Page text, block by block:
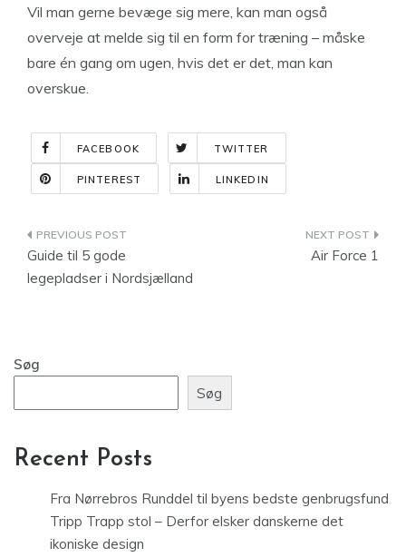
Vil man gerne bevæge sig mere, kan man også
overveje at melde sig til en form for træning – måske
bare én gang om ugen, hvis det er det, man kan
overskue.
FACEBOOK TWITTER
PINTEREST LINKEDIN
Indlægsnavigation
Guide til 5 gode
legepladser i Nordsjælland
Air Force 1
Søg
Søg
Recent Posts
Fra Nørrebros Runddel til byens bedste genbrugsfund
Tripp Trapp stol – Derfor elsker danskerne det
ikoniske design